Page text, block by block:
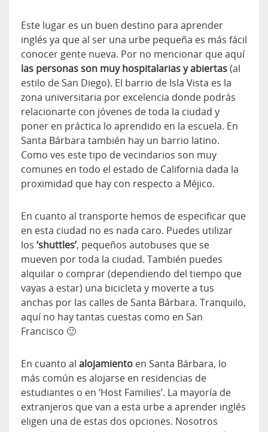
Este lugar es un buen destino para aprender
inglés ya que al ser una urbe pequeña es más fácil
conocer gente nueva. Por no mencionar que aquí
las personas son muy hospitalarias y abiertas(al
estilo de San Diego). El barrio de Isla Vista es la
zona universitaria por excelencia donde podrás
relacionarte con jóvenes de toda la ciudad y
poner en práctica lo aprendido en la escuela. En
Santa Bárbara también hay un barrio latino.
Como ves este tipo de vecindarios son muy
comunes en todo el estado de California dada la
proximidad que hay con respecto a Méjico.
En cuanto al transporte hemos de especificar que
en esta ciudad no es nada caro. Puedes utilizar
los ‘shuttles’, pequeños autobuses que se
mueven por toda la ciudad. También puedes
alquilar o comprar (dependiendo del tiempo que
vayas a estar) una bicicleta y moverte a tus
anchas por las calles de Santa Bárbara. Tranquilo,
aquí no hay tantas cuestas como en San
Francisco 🙂
En cuanto al alojamiento en Santa Bárbara, lo
más común es alojarse en residencias de
estudiantes o en ‘Host Families’. La mayoría de
extranjeros que van a esta urbe a aprender inglés
eligen una de estas dos opciones. Nosotros